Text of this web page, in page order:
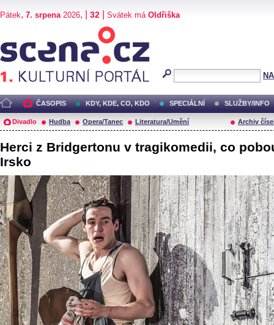
Pátek, 7. srpena2026, | 32 Svátek má Oldřiška
ČASOPIS KDY, KDE, CO, KDO SPECIÁLNÍ SLUŽBY/INFO
Divadlo Hudba Opera/Tanec Literatura/Umění Archiv
Herci z Bridgertonu v tragikomedii, co
Irsko